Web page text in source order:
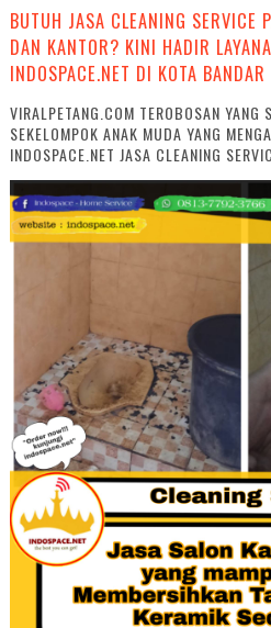
BUTUH JASA CLEANING SERVICE
DAN KANTOR? KINI HADIR
INDOSPACE.NET DI KOTA BANDAR
VIRALPETANG.COM TEROBOSAN YANG
SEKELOMPOK ANAK MUDA YANG
INDOSPACE.NET JASA CLEANING